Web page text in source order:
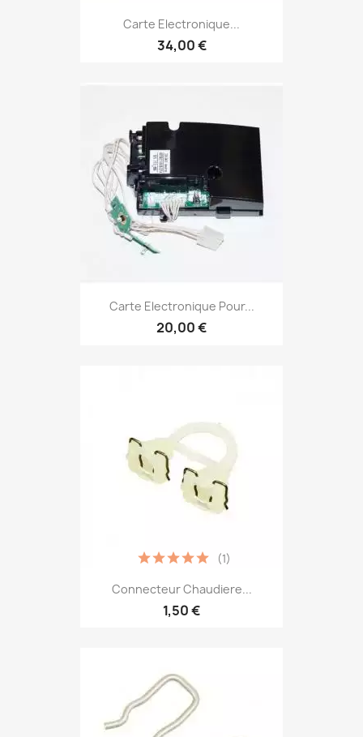
Carte Electronique...
34,00 €
Carte Electronique Pour...
20,00 €
Connecteur Chaudiere...
1,50 €
(1)